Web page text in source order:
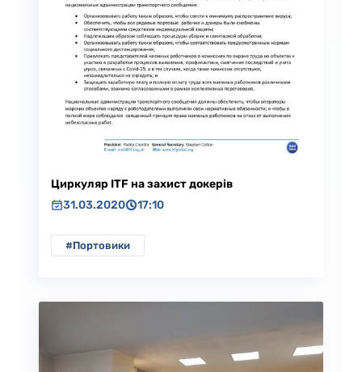
Циркуляр ITF на захист докерів
31.03.2020
17:10
#Портовики